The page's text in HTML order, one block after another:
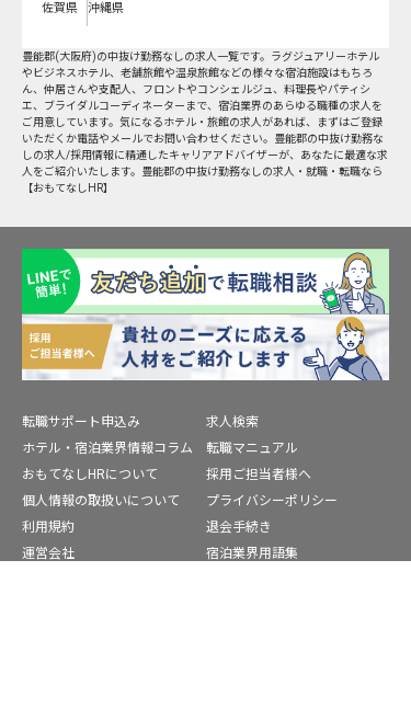
佐賀県 沖縄県
豊能郡(大阪府)の中抜け勤務なしの求人一覧です。ラグジュアリーホテル
やビジネスホテル、老舗旅館や温泉旅館などの様々な宿泊施設はもちろ
ん、仲居さんや支配人、フロントやコンシェルジュ、料理長やパティシ
エ、ブライダルコーディネーターまで、宿泊業界のあらゆる職種の求人を
ご用意しています。気になるホテル・旅館の求人があれば、まずはご登録
いただくか電話やメールでお問い合わせください。豊能郡の中抜け勤務な
しの求人/採用情報に精通したキャリアアドバイザーが、あなたに最適な求
人をご紹介いたします。豊能郡の中抜け勤務なしの求人・就職・転職なら
【おもてなしHR】
転職サポート申込み
求人検索
ホテル・宿泊業界情報コラム
転職マニュアル
おもてなしHRについて
採用ご担当者様へ
個人情報の取扱いについて
プライバシーポリシー
利用規約
退会手続き
運営会社
宿泊業界用語集